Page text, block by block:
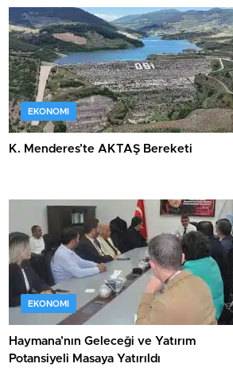
EKONOMI
K. Menderes’te AKTAŞ Bereketi
EKONOMI
Haymana’nın Geleceği ve Yatırım
Potansiyeli Masaya Yatırıldı